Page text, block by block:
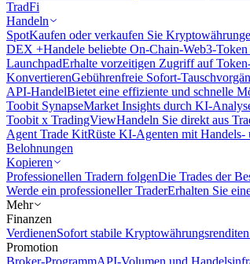
TradFi
Handeln
SpotKaufen oder verkaufen Sie
DEX +Handele beliebte On-Chain-Web3-
LaunchpadErhalte vorzeitigen Zugriff auf
KonvertierenGebührenfreie Sofort-
API-HandelBietet eine effiziente und schnelle
Toobit SynapseMarket Insights durch KI-
Toobit x TradingViewHandeln Sie direkt aus
Agent Trade KitRüste KI-Agenten mit Handels-
Belohnungen
Kopieren
Professionellen Tradern folgenDie Trades der
Werde ein professioneller TraderErhalten Sie
Mehr
Finanzen
VerdienenSofort stabile
Promotion
Broker-ProgrammAPI-Volumen und